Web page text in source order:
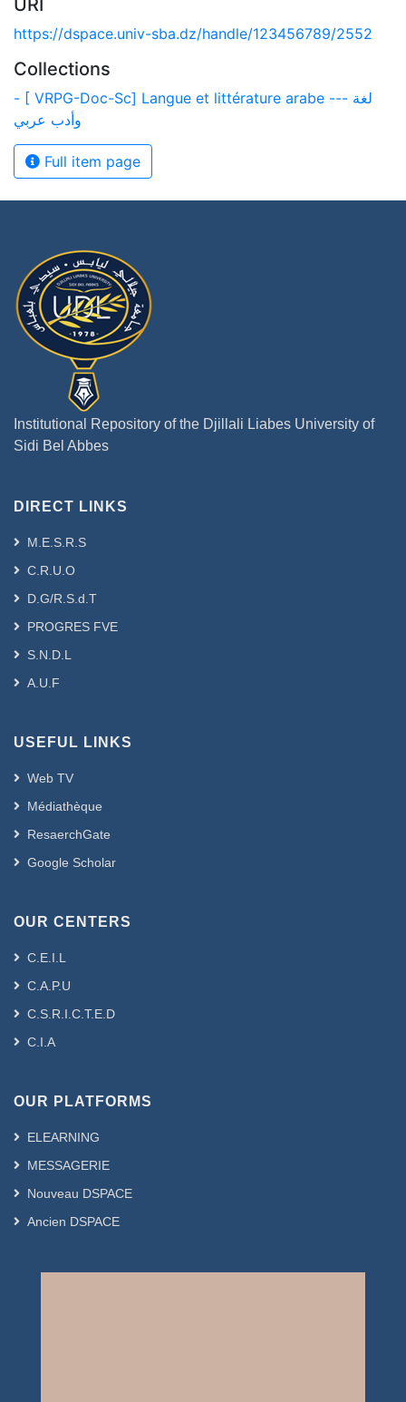
https://dspace.univ-sba.dz/handle/123456789/2552
Collections
- [ VRPG-Doc-Sc] Langue et littérature arabe --- لغة
وأدب عربي
Full item page
Institutional Repository of the Djillali Liabes University of
Sidi Bel Abbes
DIRECT LINKS
M.E.S.R.S
C.R.U.O
D.G/R.S.d.T
PROGRES FVE
S.N.D.L
A.U.F
USEFUL LINKS
Web TV
Médiathèque
ResaerchGate
Google Scholar
OUR CENTERS
C.E.I.L
C.A.P.U
C.S.R.I.C.T.E.D
C.I.A
OUR PLATFORMS
ELEARNING
MESSAGERIE
Nouveau DSPACE
Ancien DSPACE